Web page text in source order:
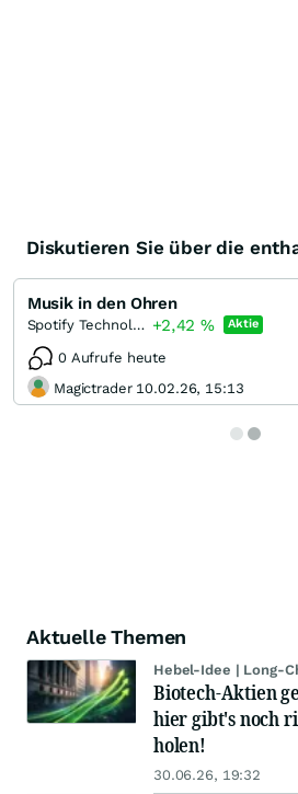
Diskutieren Sie über die
Musik in den Ohren
Spotify Technology +2,42% Aktie
0 Aufrufe heute
Magictrader 10.02.26, 15:13
Aktuelle Themen
Hebel-Idee | Long-
Biotech-Aktien
hier gibt's noch
holen!
30.06.26, 19:32